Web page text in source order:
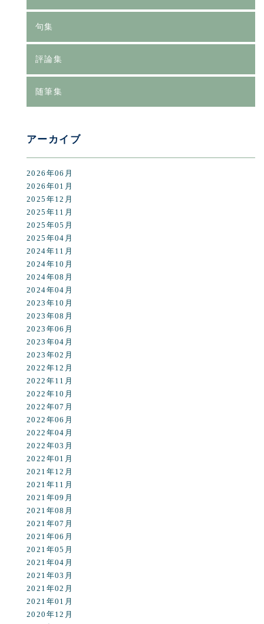
句集
評論集
随筆集
アーカイブ
2026年06月
2026年01月
2025年12月
2025年11月
2025年05月
2025年04月
2024年11月
2024年10月
2024年08月
2024年04月
2023年10月
2023年08月
2023年06月
2023年04月
2023年02月
2022年12月
2022年11月
2022年10月
2022年07月
2022年06月
2022年04月
2022年03月
2022年01月
2021年12月
2021年11月
2021年09月
2021年08月
2021年07月
2021年06月
2021年05月
2021年04月
2021年03月
2021年02月
2021年01月
2020年12月